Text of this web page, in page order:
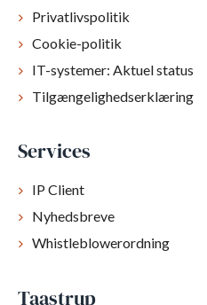
Privatlivspolitik
Cookie-politik
IT-systemer: Aktuel status
Tilgængelighedserklæring
Services
IP Client
Nyhedsbreve
Whistleblowerordning
Taastrup